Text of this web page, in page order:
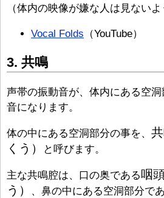
（体内の映像が嫌な人は見ない
Vocal Folds （YouTube）
3. 共鳴
声帯の振動音が、体内にある空
音になります。
体の中にある空洞部分の事を、
くう）
と呼びます。
主な共鳴腔は、口の奥である咽
う）
、鼻の中にある空洞部分で